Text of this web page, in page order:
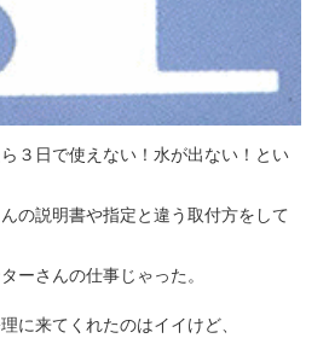
３日で使えない！水が出ない！とい
の説明書や指定と違う取付方をして
ーさんの仕事じゃった。
に来てくれたのはイイけど、